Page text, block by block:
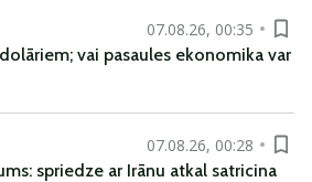
07.08.26, 00:35
vai pasaules ekonomika var
07.08.26, 00:28
spriedze ar Irānu atkal satricina